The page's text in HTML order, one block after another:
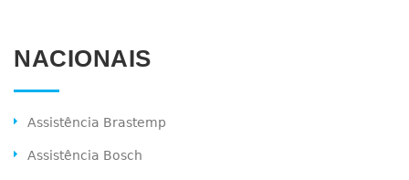
NACIONAIS
Assistência Brastemp
Assistência Bosch